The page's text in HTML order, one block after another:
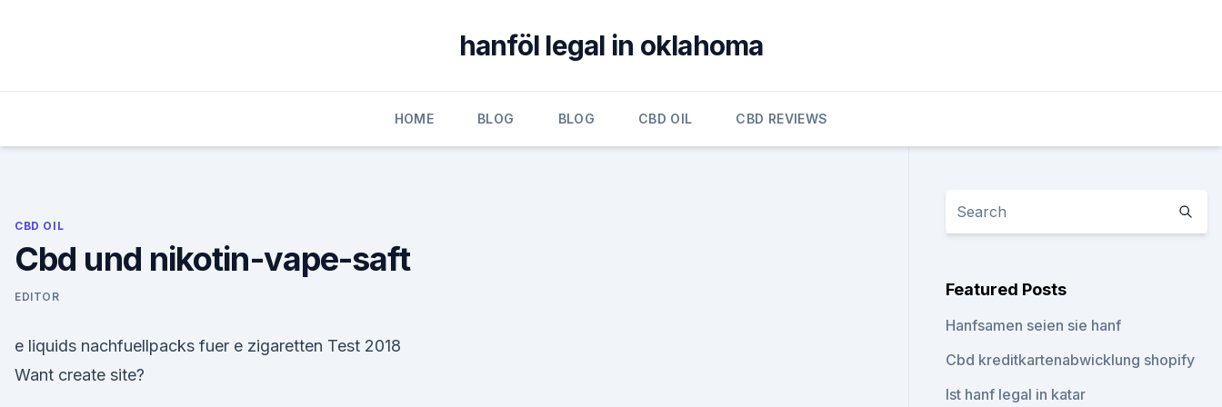
hanföl legal in oklahoma
HOME BLOG BLOG CBD OIL CBD REVIEWS
CBD OIL
Cbd und nikotin-vape-saft
EDITOR
e liquids nachfuellpacks fuer e zigaretten Test 2018
Want create site?
Featured Posts
Hanfsamen seien sie hanf
Cbd kreditkartenabwicklung shopify
Ist hanf legal in katar